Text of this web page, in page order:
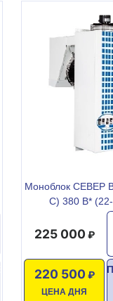
Моноблок СЕВЕР
С) 380 В*
225 000
ЦЕНА ДНЯ
220 500